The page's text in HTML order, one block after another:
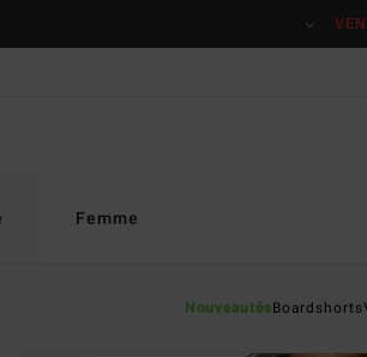
NouveautésBoardshorts
Femme